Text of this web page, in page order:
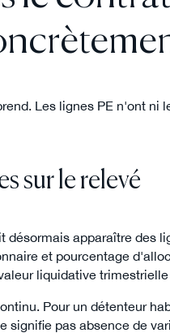
Les lignes PE n'ont
sur le relevé
désormais apparaître des
et pourcentage
liquidative
Pour un détenteur
signifie pas absence de